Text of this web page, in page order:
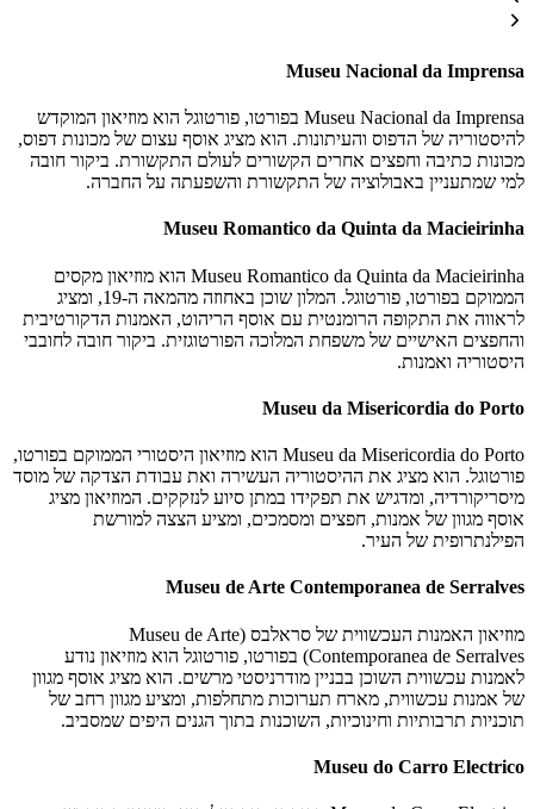
Museu Nacional da Imprensa
Museu Nacional da Imprensa בפורטו, פורטוגל הוא מוזיאון המוקדש
להיסטוריה של הדפוס והעיתונות. הוא מציג אוסף עצום של מכונות דפוס,
מכונות כתיבה וחפצים אחרים הקשורים לעולם התקשורת. ביקור חובה
למי שמתעניין באבולוציה של התקשורת והשפעתה על החברה.
Museu Romantico da Quinta da Macieirinha
Museu Romantico da Quinta da Macieirinha הוא מוזיאון מקסים
הממוקם בפורטו, פורטוגל. המלון שוכן באחוזה מהמאה ה-19, ומציג
לראווה את התקופה הרומנטית עם אוסף הריהוט, האמנות הדקורטיבית
והחפצים האישיים של משפחת המלוכה הפורטוגזית. ביקור חובה לחובבי
היסטוריה ואמנות.
Museu da Misericordia do Porto
Museu da Misericordia do Porto הוא מוזיאון היסטורי הממוקם בפורטו,
פורטוגל. הוא מציג את ההיסטוריה העשירה ואת עבודת הצדקה של מוסד
מיסריקורדיה, ומדגיש את תפקידו במתן סיוע לנזקקים. המוזיאון מציג
אוסף מגוון של אמנות, חפצים ומסמכים, ומציע הצצה למורשת
הפילנתרופית של העיר.
Museu de Arte Contemporanea de Serralves
מוזיאון האמנות העכשווית של סראלבס (Museu de Arte
Contemporanea de Serralves) בפורטו, פורטוגל הוא מוזיאון נודע
לאמנות עכשווית השוכן בבניין מודרניסטי מרשים. הוא מציג אוסף מגוון
של אמנות עכשווית, מארח תערוכות מתחלפות, ומציע מגוון רחב של
תוכניות תרבותיות וחינוכיות, השוכנות בתוך הגנים היפים שמסביב.
Museu do Carro Electrico